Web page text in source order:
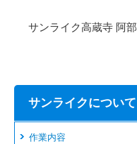
サンライク高蔵寺 阿部
サンライクについて
作業内容